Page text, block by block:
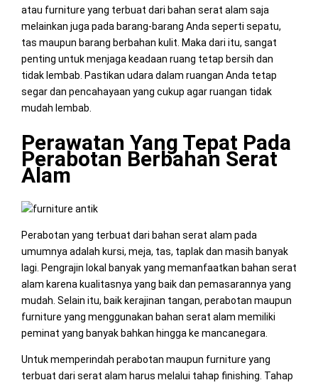
atau furniture yang terbuat dari bahan serat alam saja
melainkan juga pada barang-barang Anda seperti sepatu,
tas maupun barang berbahan kulit. Maka dari itu, sangat
penting untuk menjaga keadaan ruang tetap bersih dan
tidak lembab. Pastikan udara dalam ruangan Anda tetap
segar dan pencahayaan yang cukup agar ruangan tidak
mudah lembab.
Perawatan Yang Tepat Pada
Perabotan Berbahan Serat
Alam
Perabotan yang terbuat dari bahan serat alam pada
umumnya adalah kursi, meja, tas, taplak dan masih banyak
lagi. Pengrajin lokal banyak yang memanfaatkan bahan serat
alam karena kualitasnya yang baik dan pemasarannya yang
mudah. Selain itu, baik kerajinan tangan, perabotan maupun
furniture yang menggunakan bahan serat alam memiliki
peminat yang banyak bahkan hingga ke mancanegara.
Untuk memperindah perabotan maupun furniture yang
terbuat dari serat alam harus melalui tahap finishing. Tahap